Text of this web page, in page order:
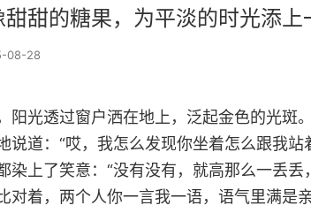
甜的糖果，为平淡的时光添上
08-28
阳光透过窗户洒在地上，泛起金色的光斑
说道：“哎，我怎么发现你坐着怎么跟我
染上了笑意：“没有没有，就高那么一丢
对着，两个人你一言我一语，语气里满是亲